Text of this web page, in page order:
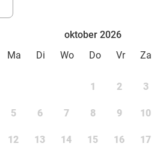
oktober 2026
Ma
Di Wo Do Vr Za
1 2 3
5 6 7 8 9 10
12 13 14 15 16 17